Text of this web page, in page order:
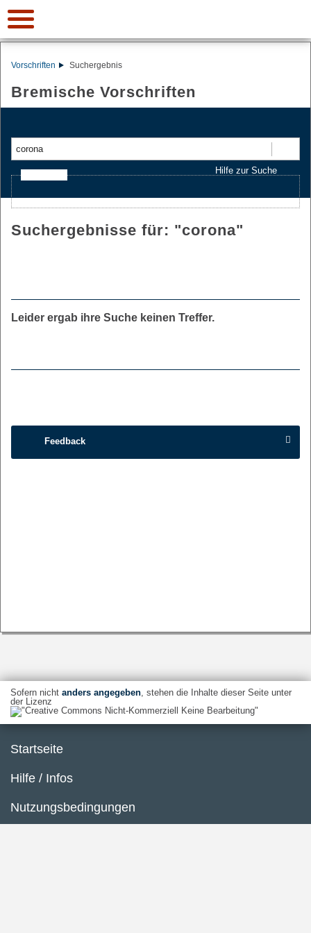
Vorschriften Suchergebnis
Bremische Vorschriften
Hilfe zur Suche
Suchergebnisse für: "corona"
Leider ergab ihre Suche keinen Treffer.
Feedback
Sofern nicht anders angegeben, stehen die Inhalte dieser Seite unter
der Lizenz
Startseite
Hilfe / Infos
Nutzungsbedingungen